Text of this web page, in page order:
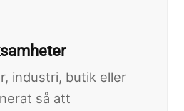
industri, butik eller
så att